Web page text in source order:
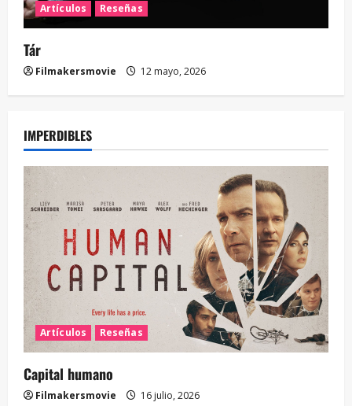
Artículos Reseñas
Tár
Filmakersmovie 12 mayo, 2026
IMPERDIBLES
Artículos Reseñas
Capital humano
Filmakersmovie 16 julio, 2026